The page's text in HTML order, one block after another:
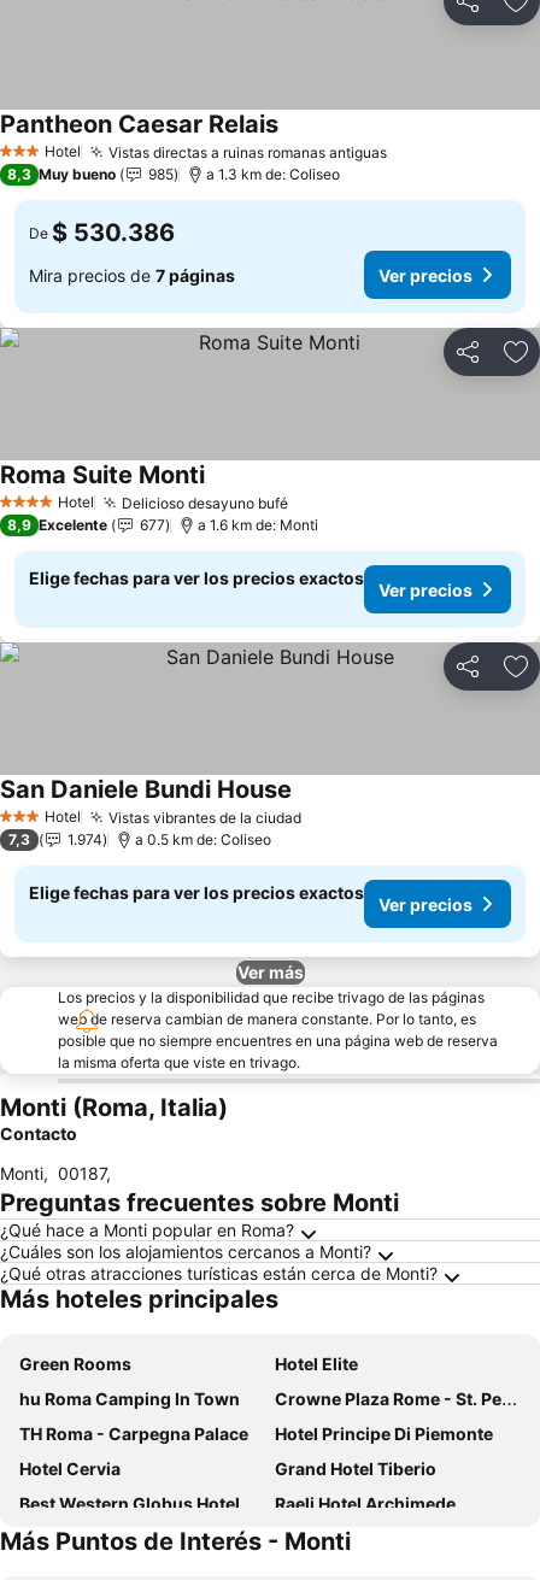
Compartir
3 Estrellas
Hotel Vistas directas a ruinas romanas antiguasVer precios
Pantheon Caesar RelaisVer precios
8,3 Muy bueno 985 a 1.3 km de: Coliseo
De $ 530.386
Mira precios de 7 páginas Ver precios
Compartir
4 EstrellasHotel Delicioso desayuno buféVer precios
Roma Suite MontiVer precios
8,9 Excelente 677 a 1.6 km de: Monti
Elige fechas para ver los precios exactos
Ver precios
Compartir
3 Estrellas
Hotel Vistas vibrantes de la ciudadVer precios
San Daniele Bundi House
7,3 1.974 a 0.5 km de: Coliseo
Elige fechas para ver los precios exactos
Ver precios
Ver más
Los precios y la disponibilidad que recibe trivago de las páginas
web de reserva cambian de manera constante. Por lo tanto, es
posible que no siempre encuentres en una página web de reserva
la misma oferta que viste en trivago.
Monti (Roma, Italia)
Contacto
Monti, 00187,
Preguntas frecuentes sobre Monti
¿Qué hace a Monti popular en Roma?
¿Cuáles son los alojamientos cercanos a Monti?
¿Qué otras atracciones turísticas están cerca de Monti?
Más hoteles principales
Green Rooms
Hotel Elite
hu Roma Camping In Town
Crowne Plaza Rome - St. Peters By Ihg
TH Roma - Carpegna Palace
Hotel Principe Di Piemonte
Hotel Cervia
Grand Hotel Tiberio
Best Western Globus Hotel
Raeli Hotel Archimede
Hotel Nord Nuova Roma
Favola Romana
Más Puntos de Interés - Monti